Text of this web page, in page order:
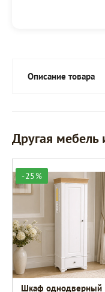
Описание товара
Другая мебель
-25%
Шкаф однодверный